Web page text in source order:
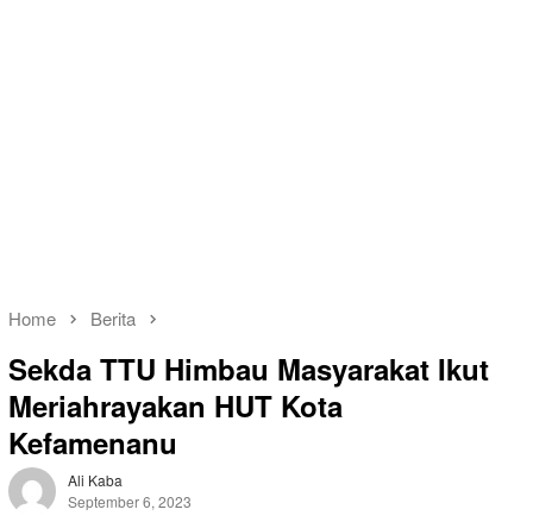
Home Berita
Sekda TTU Himbau Masyarakat Ikut
Meriahrayakan HUT Kota
Kefamenanu
Ali Kaba
September 6, 2023